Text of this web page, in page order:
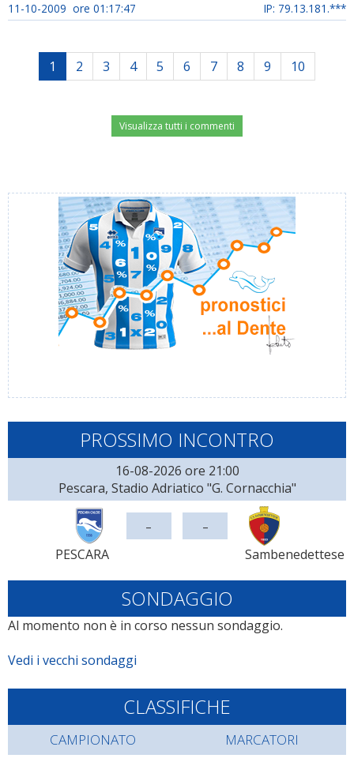
11-10-2009 ore 01:17:47 IP: 79.13.181.***
1 2 3 4 5 6 7 8 9 10
Visualizza tutti i commenti
PROSSIMO INCONTRO
16-08-2026 ore 21:00
Pescara, Stadio Adriatico "G. Cornacchia"
PESCARA
- -
Sambenedettese
SONDAGGIO
Al momento non è in corso nessun sondaggio.
Vedi i vecchi sondaggi
CLASSIFICHE
CAMPIONATO MARCATORI